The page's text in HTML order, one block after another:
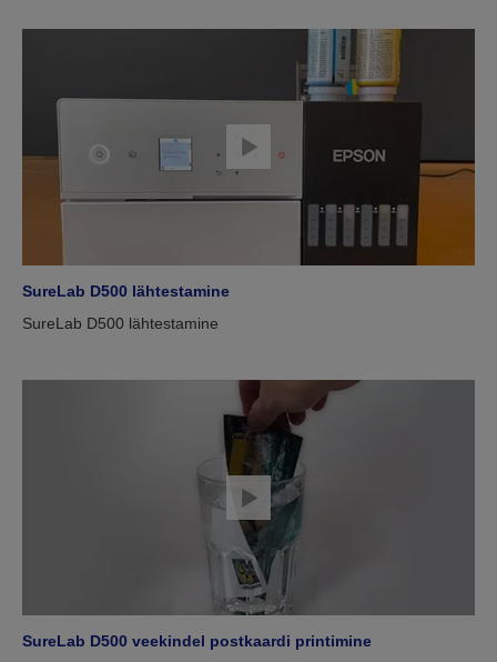
SureLab D500 lähtestamine
SureLab D500 lähtestamine
SureLab D500 veekindel postkaardi printimine